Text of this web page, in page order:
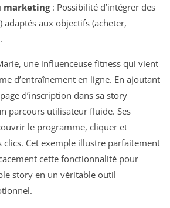
marketing: Possibilité d’intégrer des
adaptés aux objectifs (acheter,
une influenceuse fitness qui vient
d’entraînement en ligne. En ajoutant
d’inscription dans sa story
parcours utilisateur fluide. Ses
le programme, cliquer et
clics. Cet exemple illustre parfaitement
cette fonctionnalité pour
story en un véritable outil